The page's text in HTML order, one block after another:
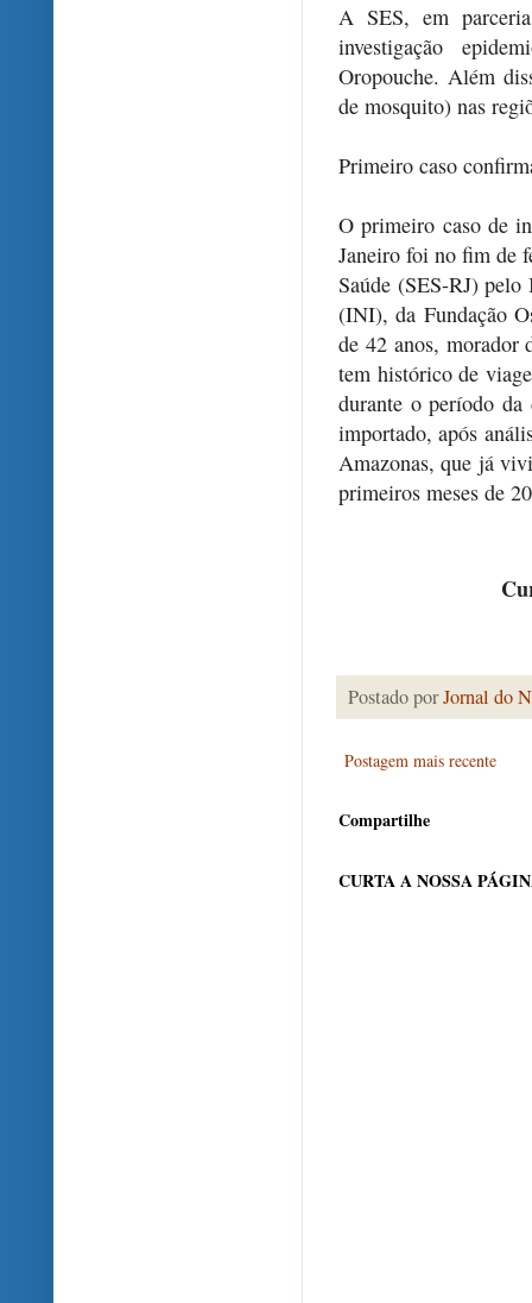
A SES, em
investigação
Oropouche. Além
de mosquito) nas
Primeiro caso
O primeiro caso de
Janeiro foi no fim de
Saúde (SES-RJ)
(INI), da Fundação
de 42 anos, morador
tem histórico de
durante o período da
importado, após
Amazonas, que já
primeiros meses de
Postado porJornal do
Postagem mais recente
Compartilhe
CURTA A NOSSA